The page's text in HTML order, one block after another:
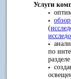
Услуги
(
по